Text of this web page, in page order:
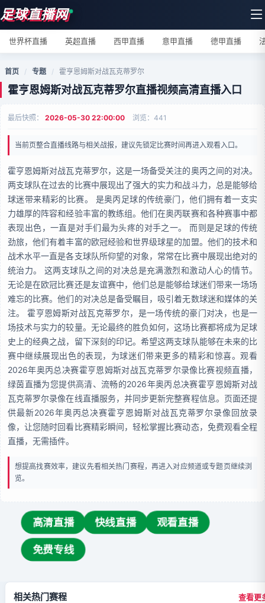
足球直播网
世界杯直播 英超直播 西甲直播 意甲直播 德甲直播
首页 / 专题 / 霍亨恩姆斯对战瓦克蒂罗尔
霍亨恩姆斯对战瓦克蒂罗尔直播视频高清直播入口
最后快照： 2026-05-30 22:00:00 浏览： 441
当前页整合直播线路与相关战报，建议先锁定比赛时间再进入观看入口。
霍亨恩姆斯对战瓦克蒂罗尔，这是一场备受关注的奥丙之间的对决。
两支球队在过去的比赛中展现出了强大的实力和战斗力，总是能够给
球迷带来精彩的比赛。 是奥丙足球的传统豪门，他们拥有着一支实
力雄厚的阵容和经验丰富的教练组。他们在奥丙联赛和各种赛事中都
表现出色，一直是对手们最为头疼的对手之一。 而则是足球的传统
劲旅，他们有着丰富的欧冠经验和世界级球星的加盟。他们的技术和
战术水平一直是各支球队所仰望的对象，常常在比赛中展现出绝对的
统治力。 这两支球队之间的对决总是充满激烈和激动人心的情节。
无论是在欧冠比赛还是友谊赛中，他们总是能够给球迷们带来一场场
难忘的比赛。他们的对决总是备受瞩目，吸引着无数球迷和媒体的关
注。 霍亨恩姆斯对战瓦克蒂罗尔，是一场传统的豪门对决，也是一
场技术与实力的较量。无论最终的胜负如何，这场比赛都将成为足球
史上的经典之战，留下深刻的印记。希望这两支球队能够在未来的比
赛中继续展现出色的表现，为球迷们带来更多的精彩和惊喜。观看
2026年奥丙总决赛霍亨恩姆斯对战瓦克蒂罗尔录像比赛视频直播，
绿茵直播为您提供高清、流畅的2026年奥丙总决赛霍亨恩姆斯对战
瓦克蒂罗尔录像在线直播服务，并同步更新完整赛程信息。页面还提
供最新2026年奥丙总决赛霍亨恩姆斯对战瓦克蒂罗尔录像回放录
像，让您随时回看比赛精彩瞬间，轻松掌握比赛动态，免费观看全程
直播，无需插件。
想提高找赛效率，建议先看相关热门赛程，再进入对应频道或专题页继续浏
览。
高清直播 快线直播 观看直播
免费专线
相关热门赛程 查看更